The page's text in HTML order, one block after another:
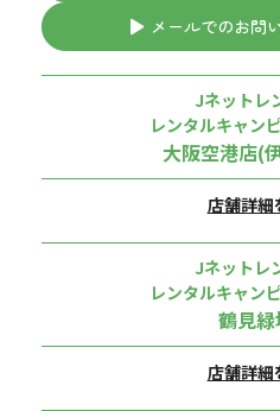
メールでのお問
Jネットレ
レンタルキャン
大阪空港店(
店舗詳細
Jネットレ
レンタルキャン
鶴見
店舗詳細